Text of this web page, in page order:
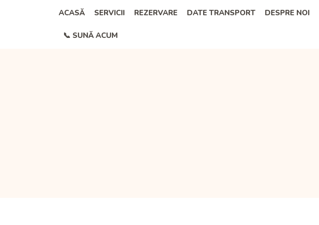
ACASĂ SERVICII REZERVARE DATE TRANSPORT DESPRE NOI
📞 SUNĂ ACUM